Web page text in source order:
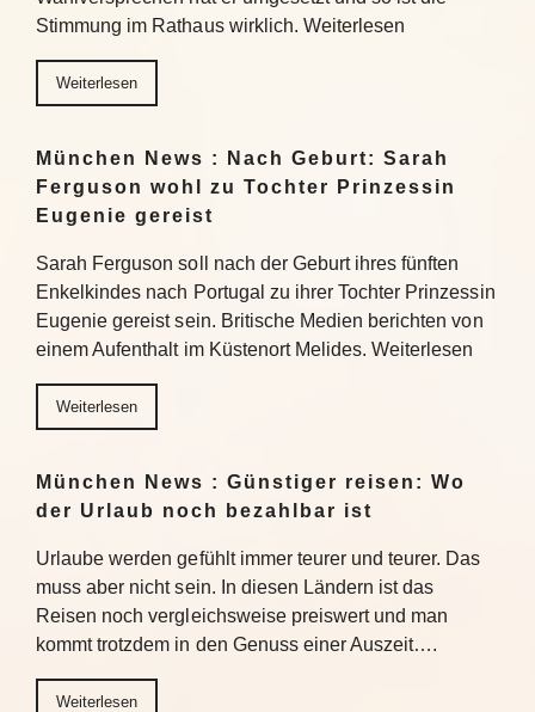
Stimmung im Rathaus wirklich. Weiterlesen
Weiterlesen
München News : Nach Geburt: Sarah
Ferguson wohl zu Tochter Prinzessin
Eugenie gereist
Sarah Ferguson soll nach der Geburt ihres fünften
Enkelkindes nach Portugal zu ihrer Tochter Prinzessin
Eugenie gereist sein. Britische Medien berichten von
einem Aufenthalt im Küstenort Melides. Weiterlesen
Weiterlesen
München News : Günstiger reisen: Wo
der Urlaub noch bezahlbar ist
Urlaube werden gefühlt immer teurer und teurer. Das
muss aber nicht sein. In diesen Ländern ist das
Reisen noch vergleichsweise preiswert und man
kommt trotzdem in den Genuss einer Auszeit….
Weiterlesen